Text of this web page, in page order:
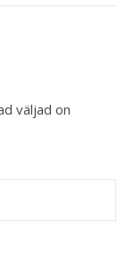
väljad on